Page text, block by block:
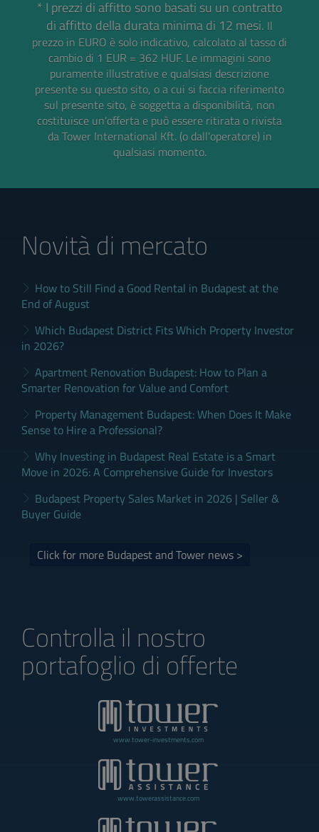
* I prezzi di affitto sono basati su un contratto
di affitto della durata minima di 12 mesi. Il
prezzo in EURO è solo indicativo, calcolato al tasso di
cambio di 1 EUR = 362 HUF. Le immagini sono
puramente illustrative e qualsiasi descrizione
presente su questo sito, o a cui si faccia riferimento
sul presente sito, è soggetta a disponibilità, non
costituisce un'offerta e può essere ritirata o rivista
da Tower International Kft. (o dall'operatore) in
qualsiasi momento.
Novità di mercato
How to Still Find a Good Rental in Budapest at the
End of August
Which Budapest District Fits Which Property Investor
in 2026?
Apartment Renovation Budapest: How to Plan a
Smarter Renovation for Value and Comfort
Property Management Budapest: When Does It Make
Sense to Hire a Professional?
Why Investing in Budapest Real Estate is a Smart
Move in 2026: A Comprehensive Guide for Investors
Budapest Property Sales Market in 2026 | Seller &
Buyer Guide
Click for more Budapest and Tower news >
Controlla il nostro
portafoglio di offerte
www.tower-investments.com
www.towerassistance.com